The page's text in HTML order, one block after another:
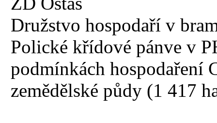
Družstvo hospodaří v
Polické křídové pánve v
podmínkách hospodaření
zemědělské půdy (1 417